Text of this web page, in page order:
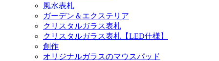
風水表札
ガーデン＆エクステリア
クリスタルガラス表札
クリスタルガラス表札【LED仕様】
創作
オリジナルガラスのマウスパッド